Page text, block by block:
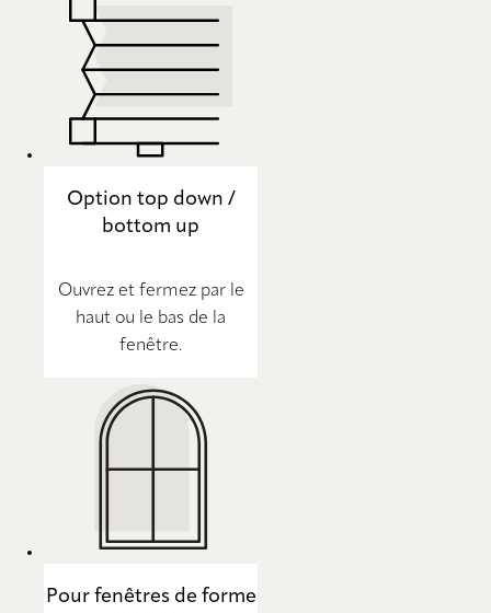
Option top down /
bottom up
Ouvrez et fermez par le
haut ou le bas de la
fenêtre.
Pour fenêtres de forme